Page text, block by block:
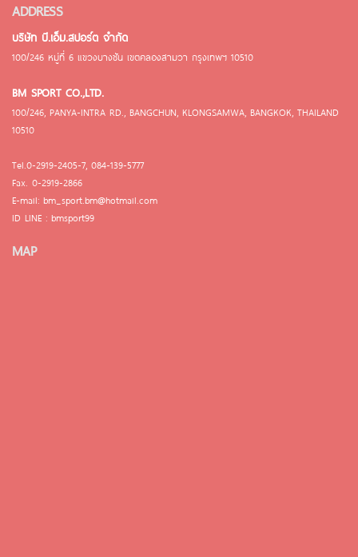
ADDRESS
บริษัท บี.เอ็ม.สปอร์ต จำกัด
100/246 หมู่ที่ 6 แขวงบางชัน เขตคลองสามวา กรุงเทพฯ 10510
BM SPORT CO.,LTD.
100/246, PANYA-INTRA RD., BANGCHUN, KLONGSAMWA, BANGKOK, THAILAND
10510
Tel.0-2919-2405-7, 084-139-5777
Fax. 0-2919-2866
E-mail: bm_sport.bm@hotmail.com
ID LINE : bmsport99
MAP